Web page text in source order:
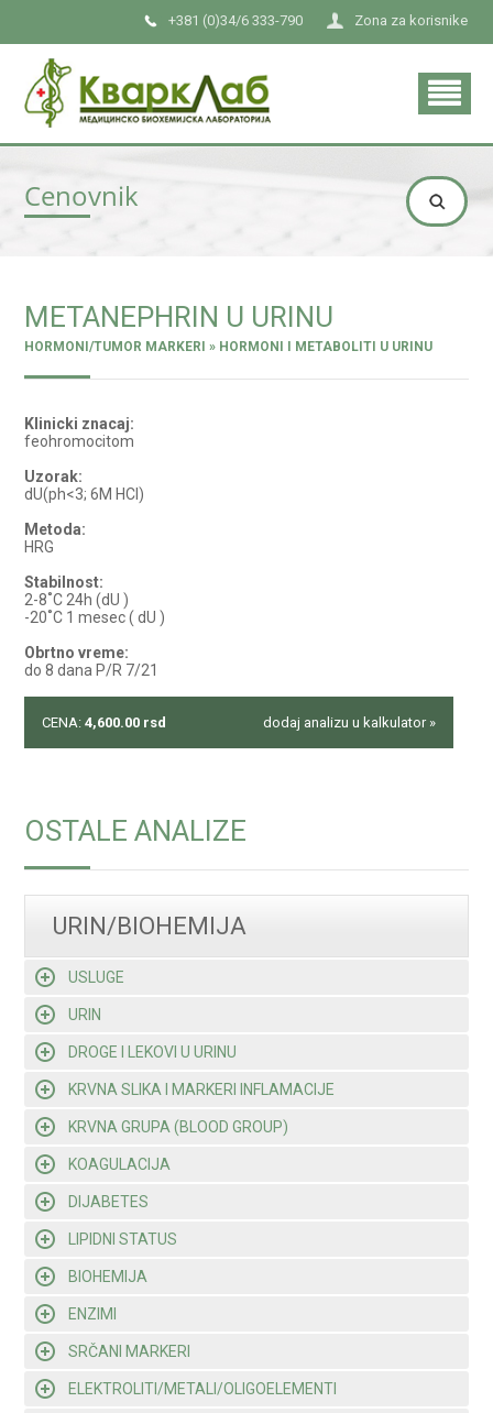
Zona za korisnike
+381 (0)34/6 333-790
Cenovnik
METANEPHRIN U URINU
HORMONI/TUMOR MARKERI » HORMONI I METABOLITI U URINU
Klinicki znacaj:
feohromocitom
Uzorak:
dU(ph<3; 6M HCl)
Metoda:
HRG
Stabilnost:
2-8˚C 24h (dU )
-20˚C 1 mesec ( dU )
Obrtno vreme:
do 8 dana P/R 7/21
CENA: 4,600.00 rsd dodaj analizu u kalkulator »
OSTALE ANALIZE
URIN/BIOHEMIJA
USLUGE
URIN
DROGE I LEKOVI U URINU
KRVNA SLIKA I MARKERI INFLAMACIJE
KRVNA GRUPA (BLOOD GROUP)
KOAGULACIJA
DIJABETES
LIPIDNI STATUS
BIOHEMIJA
ENZIMI
SRČANI MARKERI
ELEKTROLITI/METALI/OLIGOELEMENTI